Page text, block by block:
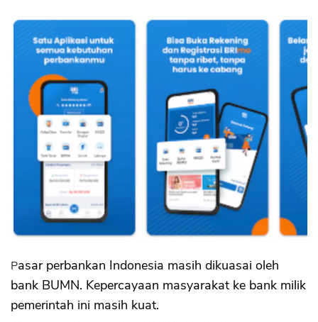
Exchange
Asuransi
Asuransi Jiwa
Asuransi Kesehatan
Asuransi Syariah
Pasar perbankan Indonesia masih dikuasai oleh
bank BUMN. Kepercayaan masyarakat ke bank milik
pemerintah ini masih kuat.